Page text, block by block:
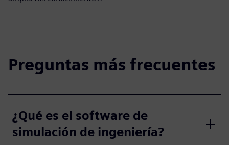
Preguntas más frecuentes
¿Qué es el software de
simulación de ingeniería?